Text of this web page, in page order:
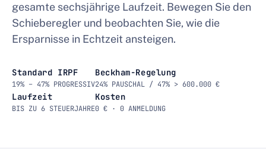
gesamte sechsjährige Laufzeit. Bewegen Sie den
Schieberegler und beobachten Sie, wie die
Ersparnisse in Echtzeit ansteigen.
Standard IRPF
19% – 47% PROGRESSIV
Beckham-Regelung
24% PAUSCHAL / 47% > 600.000 €
Laufzeit
BIS ZU 6 STEUERJAHRE
Kosten
0 € · 0 ANMELDUNG